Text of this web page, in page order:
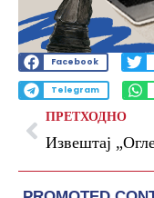
Facebook
Telegram
ПРЕТХОДНО